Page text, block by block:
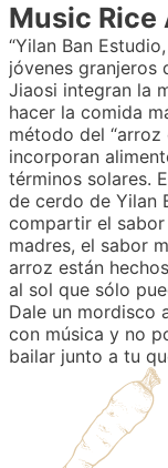
Music
“Yilan Ban
jóvenes granjeros
Jiaosi integran la
hacer la comida
método del
incorporan
términos solares.
de cerdo de Yilan
compartir el
madres, el sabor
arroz están
al sol que sólo
Dale un mordisco
con música y no
bailar junto a tu